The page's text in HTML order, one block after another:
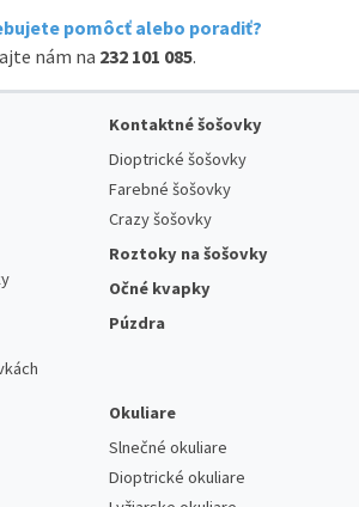
pomôcť alebo poradiť?
nám na 232 101 085.
Kontaktné šošovky
Dioptrické šošovky
Farebné šošovky
Crazy šošovky
Roztoky na šošovky
Očné kvapky
Púzdra
Okuliare
Slnečné okuliare
Dioptrické okuliare